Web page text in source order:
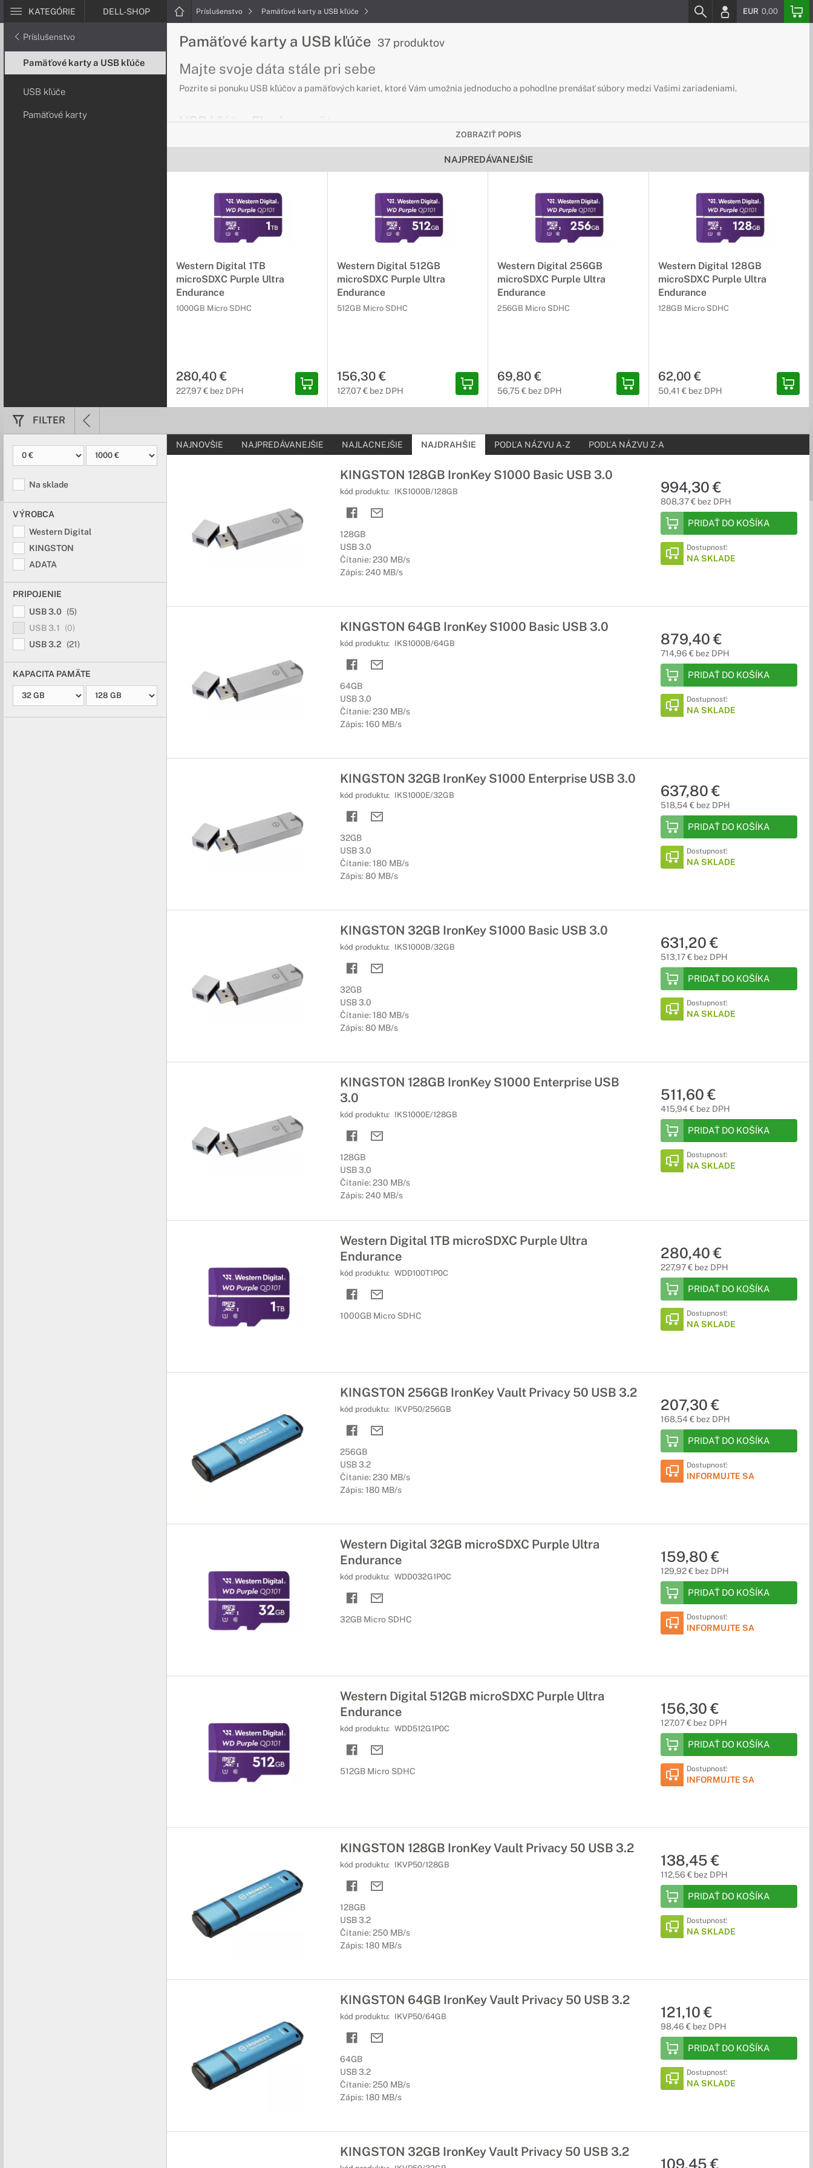
KATEGÓRIE DELL-SHOP Príslušenstvo Pamäťové karty a USB kľúče EUR 0,00
Príslušenstvo
Pamäťové karty a USB kľúče
USB kľúče
Pamäťové karty
Pamäťové karty a USB kľúče 37 produktov
Majte svoje dáta stále pri sebe
Pozrite si ponuku USB kľúčov a pamäťových kariet, ktoré Vám umožnia jednoducho a pohodlne prenášať súbory medzi Vašimi zariadeniami.
USB kľúče, Flash pamäte
Zabudnite na veľké externé disky, vďaka malým rozmerom môžete USB klúče nosiť a používať všade tam, kam sa bežné disky nezmestia.
Pamäťové karty
Rozšírte úložný priestor svojho zariadenia
Nahrávajte fotky, videá alebo dáta na rozšírenú pamäť vašeho zariadenia DELL vďaka pamäťovej karte.
USB kľúče OTG
Dodatočné úložisko
Dodatočné úložisko pre vaše zariadenie, ktoré podporuje technológiu USB OTG.
ZOBRAZIŤ POPIS
NAJPREDÁVANEJŠIE
Western Digital 1TB
microSDXC Purple Ultra
Endurance
1000GB Micro SDHC
280,40 €
227,97 € bez DPH
Western Digital 512GB
microSDXC Purple Ultra
Endurance
512GB Micro SDHC
156,30 €
127,07 € bez DPH
Western Digital 256GB
microSDXC Purple Ultra
Endurance
256GB Micro SDHC
69,80 €
56,75 € bez DPH
Western Digital 128GB
microSDXC Purple Ultra
Endurance
128GB Micro SDHC
62,00 €
50,41 € bez DPH
FILTER
Na sklade
VÝROBCA
Western Digital
KINGSTON
ADATA
PRIPOJENIE
USB 3.0
(5)
USB 3.1
(0)
USB 3.2
(21)
KAPACITA PAMÄTE
NAJNOVŠIE NAJPREDÁVANEJŠIE NAJLACNEJŠIE NAJDRAHŠIE PODĽA NÁZVU A-Z PODĽA NÁZVU Z-A
KINGSTON 128GB IronKey S1000 Basic USB 3.0
kód produktu: IKS1000B/128GB
128GB
USB 3.0
Čítanie: 230 MB/s
Zápis: 240 MB/s
994,30 €
808,37 € bez DPH
PRIDAŤ DO KOŠÍKA
Dostupnosť:
NA SKLADE
KINGSTON 64GB IronKey S1000 Basic USB 3.0
kód produktu: IKS1000B/64GB
64GB
USB 3.0
Čítanie: 230 MB/s
Zápis: 160 MB/s
879,40 €
714,96 € bez DPH
PRIDAŤ DO KOŠÍKA
Dostupnosť:
NA SKLADE
KINGSTON 32GB IronKey S1000 Enterprise USB 3.0
kód produktu: IKS1000E/32GB
32GB
USB 3.0
Čítanie: 180 MB/s
Zápis: 80 MB/s
637,80 €
518,54 € bez DPH
PRIDAŤ DO KOŠÍKA
Dostupnosť:
NA SKLADE
KINGSTON 32GB IronKey S1000 Basic USB 3.0
kód produktu: IKS1000B/32GB
32GB
USB 3.0
Čítanie: 180 MB/s
Zápis: 80 MB/s
631,20 €
513,17 € bez DPH
PRIDAŤ DO KOŠÍKA
Dostupnosť:
NA SKLADE
KINGSTON 128GB IronKey S1000 Enterprise USB
3.0
kód produktu: IKS1000E/128GB
128GB
USB 3.0
Čítanie: 230 MB/s
Zápis: 240 MB/s
511,60 €
415,94 € bez DPH
PRIDAŤ DO KOŠÍKA
Dostupnosť:
NA SKLADE
Western Digital 1TB microSDXC Purple Ultra
Endurance
kód produktu: WDD100T1P0C
1000GB Micro SDHC
280,40 €
227,97 € bez DPH
PRIDAŤ DO KOŠÍKA
Dostupnosť:
NA SKLADE
KINGSTON 256GB IronKey Vault Privacy 50 USB 3.2
kód produktu: IKVP50/256GB
256GB
USB 3.2
Čítanie: 230 MB/s
Zápis: 180 MB/s
207,30 €
168,54 € bez DPH
PRIDAŤ DO KOŠÍKA
Dostupnosť:
INFORMUJTE SA
Western Digital 32GB microSDXC Purple Ultra
Endurance
kód produktu: WDD032G1P0C
32GB Micro SDHC
159,80 €
129,92 € bez DPH
PRIDAŤ DO KOŠÍKA
Dostupnosť:
INFORMUJTE SA
Western Digital 512GB microSDXC Purple Ultra
Endurance
kód produktu: WDD512G1P0C
512GB Micro SDHC
156,30 €
127,07 € bez DPH
PRIDAŤ DO KOŠÍKA
Dostupnosť:
INFORMUJTE SA
KINGSTON 128GB IronKey Vault Privacy 50 USB 3.2
kód produktu: IKVP50/128GB
128GB
USB 3.2
Čítanie: 250 MB/s
Zápis: 180 MB/s
138,45 €
112,56 € bez DPH
PRIDAŤ DO KOŠÍKA
Dostupnosť:
NA SKLADE
KINGSTON 64GB IronKey Vault Privacy 50 USB 3.2
kód produktu: IKVP50/64GB
64GB
USB 3.2
Čítanie: 250 MB/s
Zápis: 180 MB/s
121,10 €
98,46 € bez DPH
PRIDAŤ DO KOŠÍKA
Dostupnosť:
NA SKLADE
KINGSTON 32GB IronKey Vault Privacy 50 USB 3.2
109,45 €